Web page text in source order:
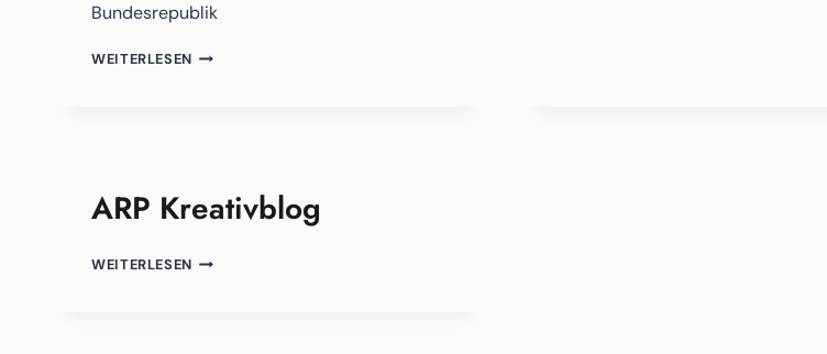
Bundesrepublik
WEITERLESEN MUSERMEKU
ARP Kreativblog
WEITERLESEN ARP